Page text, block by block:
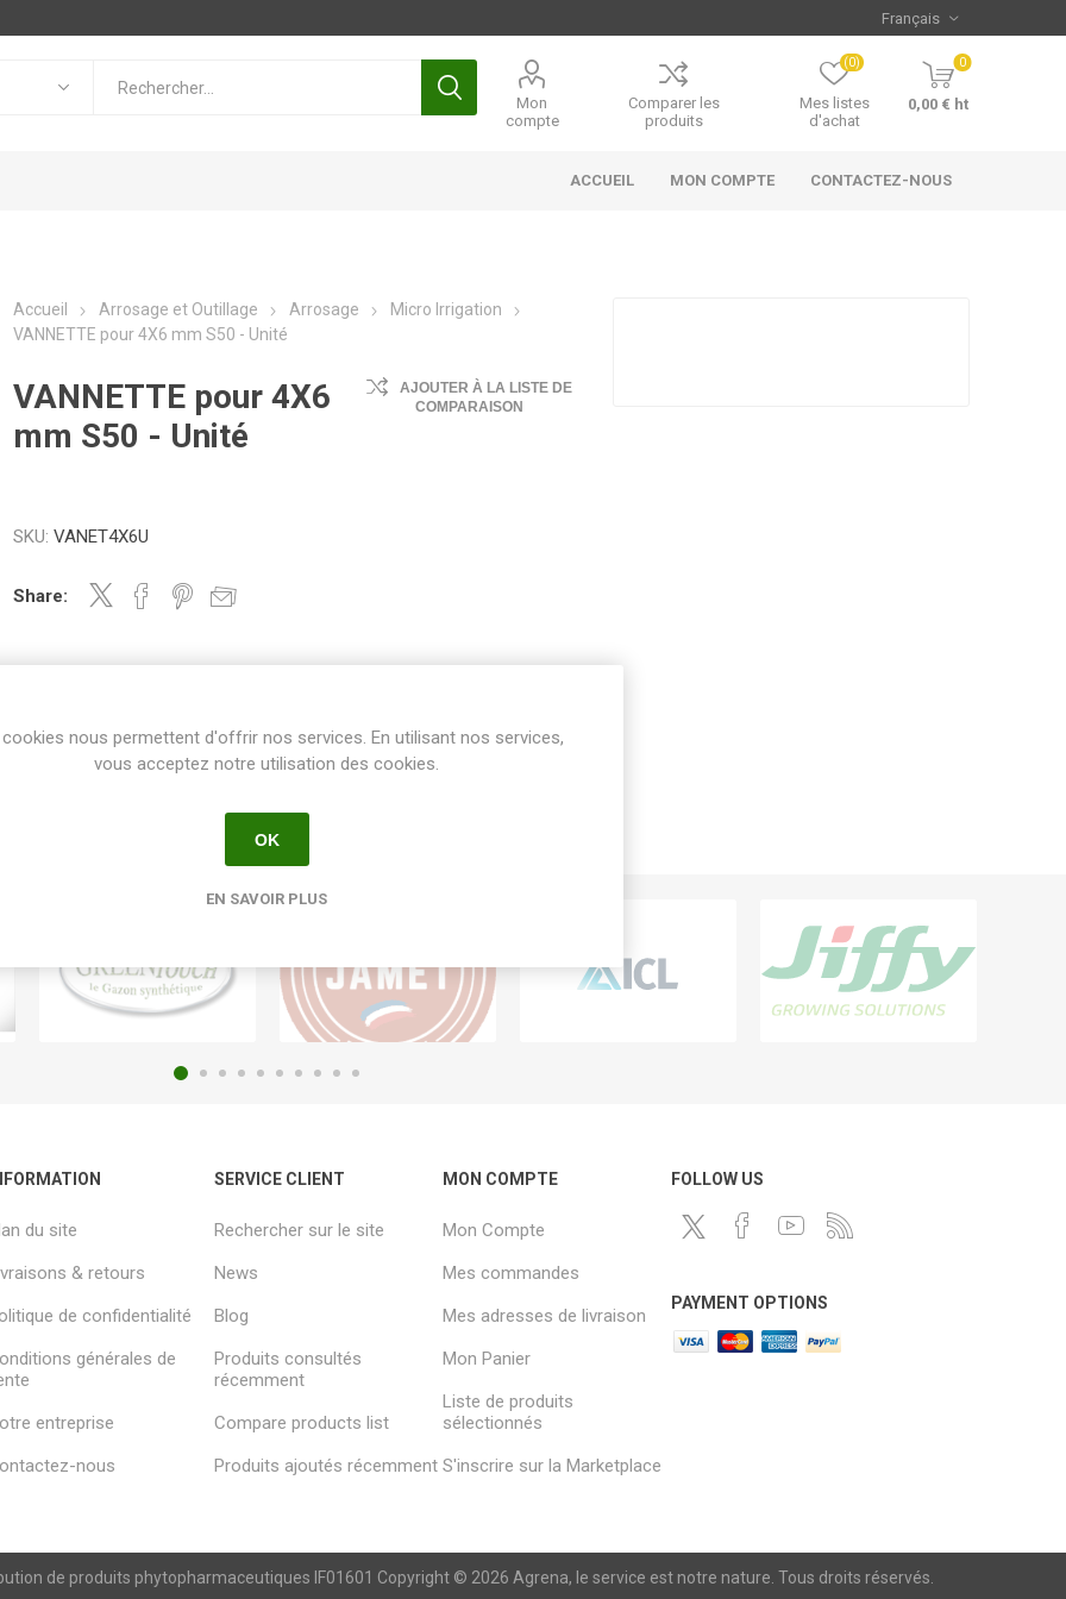
Mon
compte
Comparer les
produits
Mes listes
d'achat
(0) 0
0,00 € ht
ACCUEIL MON COMPTE CONTACTEZ-NOUS
Accueil Arrosage et Outillage Arrosage
Micro Irrigation
VANNETTE pour 4X6 mm S50 - Unité
VANNETTE pour 4X6
mm S50 - Unité
AJOUTER À LA LISTE DE
COMPARAISON
SKU: VANET4X6U
Share:
du site
& retours
de confidentialité
générales de
entreprise
nous
SERVICE CLIENT
Rechercher sur le site
News
Blog
Produits consultés
récemment
Compare products list
Produits ajoutés récemment
MON COMPTE
Mon Compte
Mes commandes
Mes adresses de livraison
Mon Panier
Liste de produits
sélectionnés
S'inscrire sur la Marketplace
FOLLOW US
PAYMENT OPTIONS
de produits phytopharmaceutiques IF01601 Copyright © 2026 Agrena, le service est notre nature. Tous droits réservés.
nous permettent d'offrir nos services. En utilisant nos services,
vous acceptez notre utilisation des cookies.
OK
EN SAVOIR PLUS